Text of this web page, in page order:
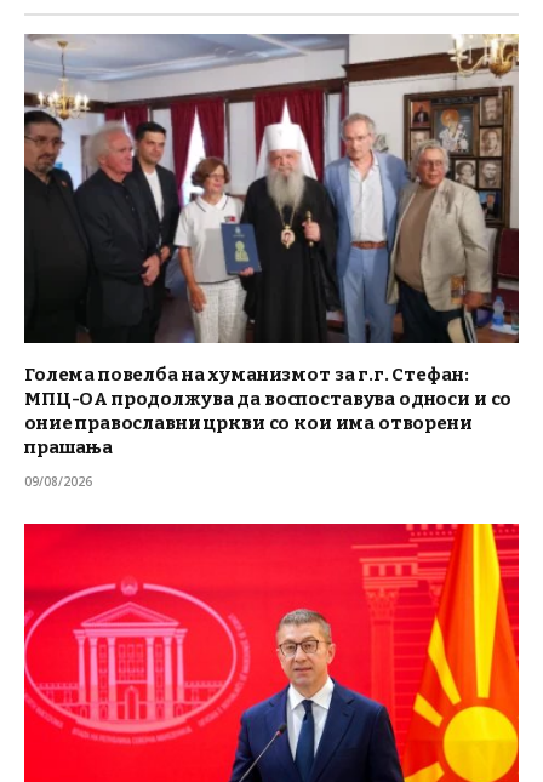
Голема повелба на хуманизмот за г.г. Стефан:
МПЦ-ОА продолжува да воспоставува односи и со
оние православни цркви со кои има отворени
прашања
09/08/2026